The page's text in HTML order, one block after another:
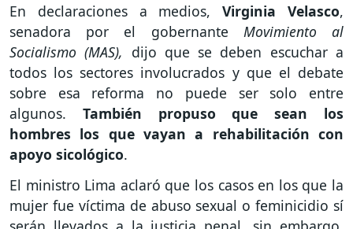
En declaraciones a medios,Virginia Velasco,
senadora por el gobernante Movimiento al
Socialismo (MAS), dijo que se deben escuchar a
todos los sectores involucrados y que el debate
sobre esa reforma no puede ser solo entre
algunos. También propuso que sean los
hombres los que vayan a rehabilitación con
apoyo sicológico.
El ministro Lima aclaró que los casos en los que la
mujer fue víctima de abuso sexual o feminicidio sí